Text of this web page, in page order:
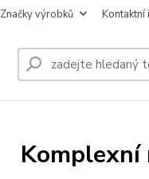
Značky výrobků Kontaktní
Komplexní